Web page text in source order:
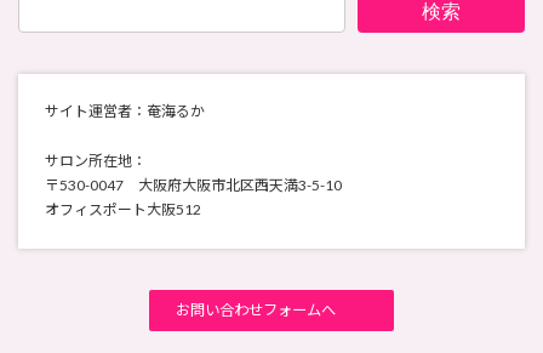
検索
サイト運営者：奄海るか
サロン所在地：
〒530-0047 大阪府大阪市北区西天満3-5-10
オフィスポート大阪512
お問い合わせフォームへ